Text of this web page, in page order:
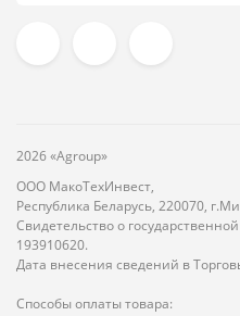
2026 «Agroup»
ООО МакоТехИнвест,
Республика Беларусь, 220070,
Свидетельство о
193910620.
Дата внесения сведений в
Способы оплаты товара: